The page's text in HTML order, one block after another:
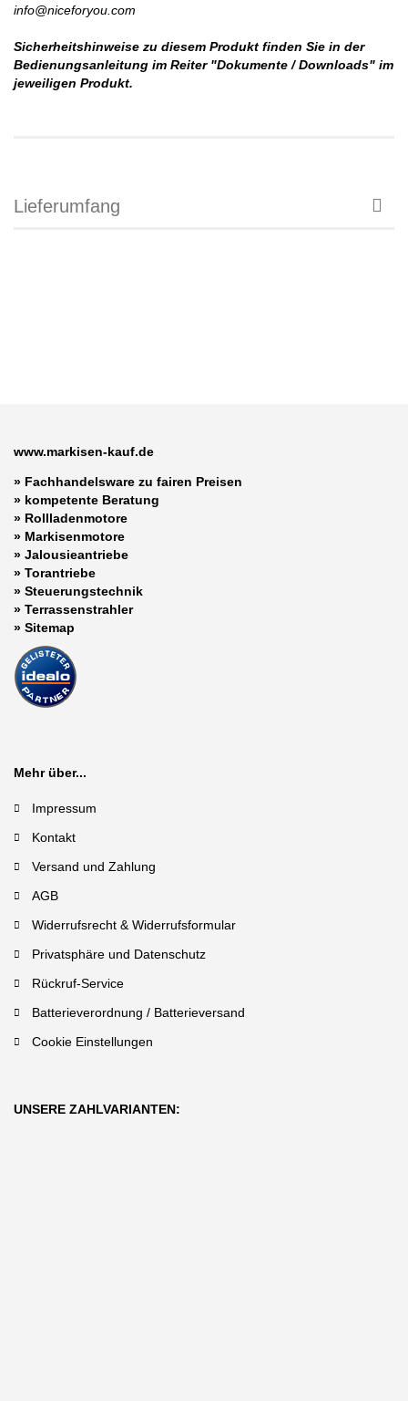
info@niceforyou.com
Sicherheitshinweise zu diesem Produkt finden Sie in der
Bedienungsanleitung im Reiter "Dokumente / Downloads" im
jeweiligen Produkt.
Lieferumfang
www.markisen-kauf.de
» Fachhandelsware zu fairen Preisen
» kompetente Beratung
» Rollladenmotore
» Markisenmotore
» Jalousieantriebe
» Torantriebe
» Steuerungstechnik
» Terrassenstrahler
» Sitemap
Mehr über...
Impressum
Kontakt
Versand und Zahlung
AGB
Widerrufsrecht & Widerrufsformular
Privatsphäre und Datenschutz
Rückruf-Service
Batterieverordnung / Batterieversand
Cookie Einstellungen
UNSERE ZAHLVARIANTEN: